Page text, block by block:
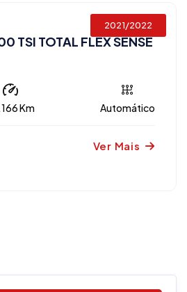
2021/2022
TSI TOTAL FLEX SENSE
Km Automático
Ver Mais